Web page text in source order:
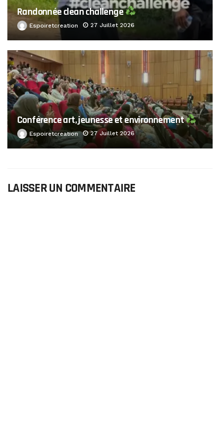
Randonnée clean challenge
Espoiretcreation 27 Juillet 2026
Conférence art, jeunesse et environnement
Espoiretcreation 27 Juillet 2026
LAISSER UN COMMENTAIRE